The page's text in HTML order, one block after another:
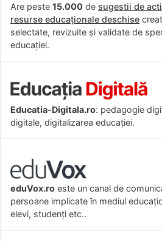
Are peste 15.000 de sugestii de
resurse educaționale deschise
selectate, revizuite și validate de
educației.
Educatia-Digitala.ro: pedagogie
digitale, digitalizarea educației.
eduVox.ro este un canal de
persoane implicate în mediul
elevi, studenți etc..